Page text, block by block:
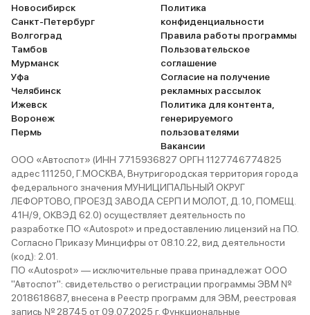
Новосибирск
Санкт-Петербург
Волгоград
Тамбов
Мурманск
Уфа
Челябинск
Ижевск
Воронеж
Пермь
Политика
конфиденциальности
Правила работы программы
Пользовательское
соглашение
Согласие на получение
рекламных рассылок
Политика для контента,
генерируемого
пользователями
Вакансии
ООО «Автоспот» (ИНН 7715936827 ОРГН 1127746774825
адрес 111250, Г.МОСКВА, Внутригородская территория города
федерального значения МУНИЦИПАЛЬНЫЙ ОКРУГ
ЛЕФОРТОВО, ПРОЕЗД ЗАВОДА СЕРП И МОЛОТ, Д. 10, ПОМЕЩ.
41Н/9, ОКВЭД 62.0) осуществляет деятельность по
разработке ПО «Autospot» и предоставлению лицензий на ПО.
Согласно Приказу Минцифры от 08.10.22, вид деятельности
(код): 2.01.
ПО «Autospot» — исключительные права принадлежат ООО
"Автоспот": свидетельство о регистрации программы ЭВМ №
2018618687, внесена в Реестр программ для ЭВМ, реестровая
запись № 28745 от 09.07.2025 г. Функциональные